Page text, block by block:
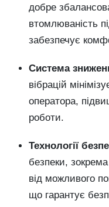
добре
втомлюваність
забезпечує
Система
вібрацій
оператора,
роботи.
Технології
безпеки,
від можливого
що гарантує